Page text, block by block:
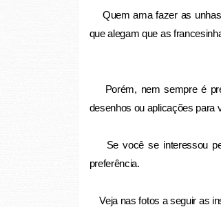
Quem ama fazer as unhas
que alegam que as
Porém, nem sempre é
desenhos ou aplicações para
Se você se interessou
preferência.
Veja nas fotos a seguir as